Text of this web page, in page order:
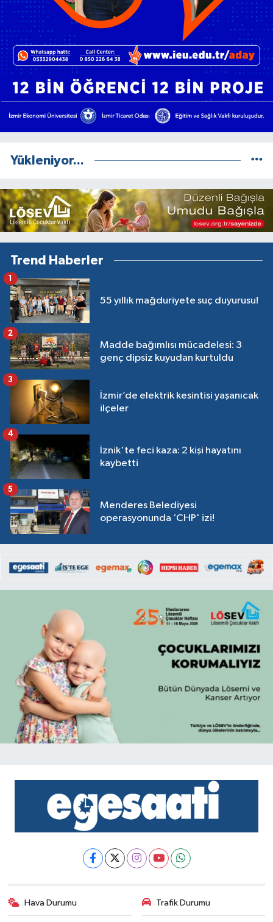
Yükleniyor...
Trend Haberler
55 yıllık mağduriyete suç duyurusu!
1
Madde bağımlısı mücadelesi: 3
genç dipsiz kuyudan kurtuldu
2
İzmir’de elektrik kesintisi yaşanıcak
ilçeler
3
İznik'te feci kaza: 2 kişi hayatını
kaybetti
4
Menderes Belediyesi
operasyonunda ‘CHP' izi!
5
Hava Durumu Trafik Durumu